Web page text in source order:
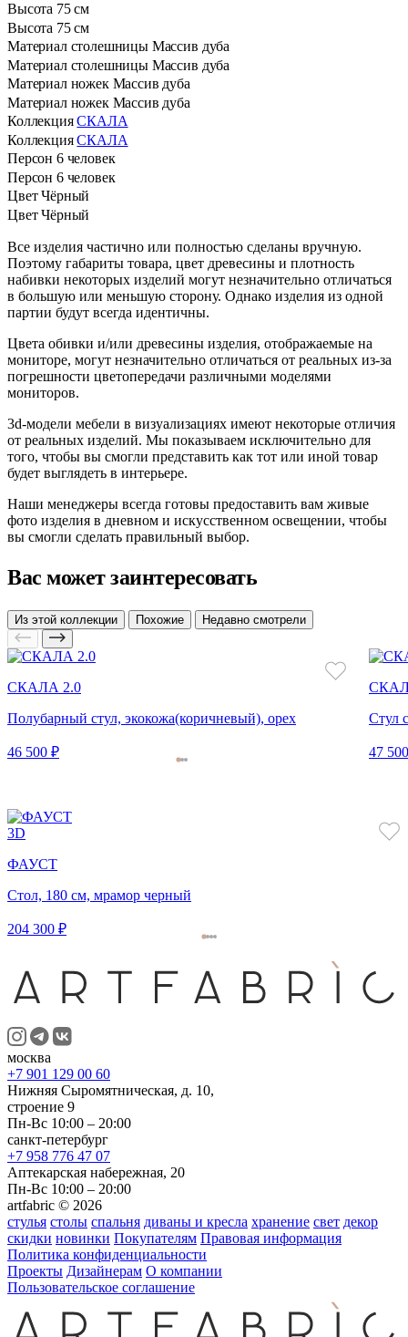
Высота 75 см
Высота 75 см
Материал столешницы Массив дуба
Материал столешницы Массив дуба
Материал ножек Массив дуба
Материал ножек Массив дуба
Коллекция СКАЛА
Коллекция СКАЛА
Персон 6 человек
Персон 6 человек
Цвет Чёрный
Цвет Чёрный
Все изделия частично или полностью сделаны вручную.
Поэтому габариты товара, цвет древесины и плотность
набивки некоторых изделий могут незначительно отличаться
в большую или меньшую сторону. Однако изделия из одной
партии будут всегда идентичны.
Цвета обивки и/или древесины изделия, отображаемые на
мониторе, могут незначительно отличаться от реальных из-за
погрешности цветопередачи различными моделями
мониторов.
3d-модели мебели в визуализациях имеют некоторые отличия
от реальных изделий. Мы показываем исключительно для
того, чтобы вы смогли представить как тот или иной товар
будет выглядеть в интерьере.
Наши менеджеры всегда готовы предоставить вам живые
фото изделия в дневном и искусственном освещении, чтобы
вы смогли сделать правильный выбор.
Вас может заинтересовать
Из этой коллекции Похожие Недавно смотрели
СКАЛА 2.0
Полубарный стул, экокожа(коричневый), орех
46 500 ₽
Стул
47
3D
ФАУСТ
Стол, 180 см, мрамор черный
204 300 ₽
москва
+7 901 129 00 60
Нижняя Сыромятническая, д. 10,
строение 9
Пн-Вс 10:00 – 20:00
санкт-петербург
+7 958 776 47 07
Аптекарская набережная, 20
Пн-Вс 10:00 – 20:00
artfabric © 2026
стулья столы спальня диваны и кресла хранение свет декор
скидки новинки Покупателям Правовая информация
Политика конфиденциальности
Проекты Дизайнерам О компании
Пользовательское соглашение